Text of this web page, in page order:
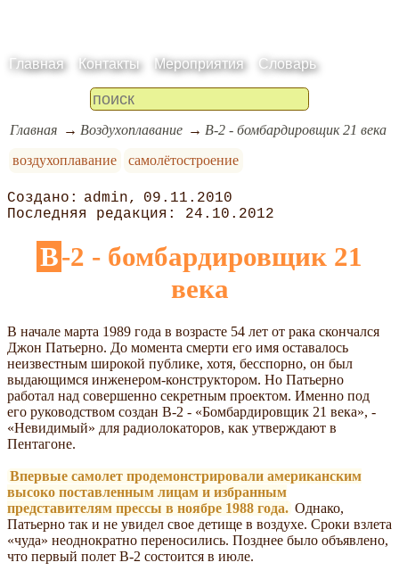
Главная Контакты Мероприятия Словарь
Главная Воздухоплавание
В-2 - бомбардировщик 21 века
воздухоплавание
самолётостроение
admin
09.11.2010
24.10.2012
В-2 - бомбардировщик 21
века
В начале марта 1989 года в возрасте 54 лет от рака скончался
Джон Патьерно. До момента смерти его имя оставалось
неизвестным широкой публике, хотя, бесспорно, он был
выдающимся инженером-конструктором. Но Патьерно
работал над совершенно секретным проектом. Именно под
его руководством создан В-2 - «Бомбардировщик 21 века», -
«Невидимый» для радиолокаторов, как утверждают в
Пентагоне.
Впервые самолет продемонстрировали американским
высоко поставленным лицам и избранным
представителям прессы в ноябре 1988 года. Однако,
Патьерно так и не увидел свое детище в воздухе. Сроки взлета
«чуда» неоднократно переносились. Позднее было объявлено,
что первый полет В-2 состоится в июле.